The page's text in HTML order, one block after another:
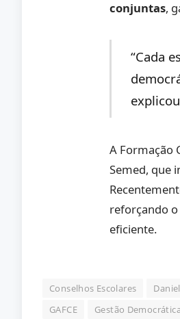
conjuntas,
“Cada
A Formação
Semed, que
reforçando
eficiente.
Conselhos Escolares
GAFCE
Gestão Democrática